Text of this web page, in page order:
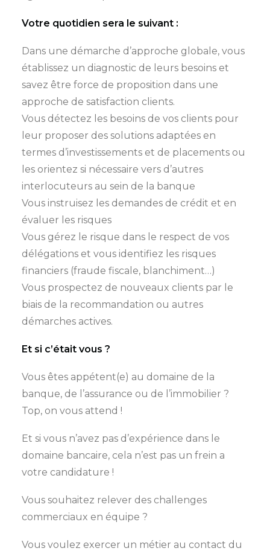
Votre quotidien sera le suivant :
Dans une démarche d’approche globale, vous
établissez un diagnostic de leurs besoins et
savez être force de proposition dans une
approche de satisfaction clients.
Vous détectez les besoins de vos clients pour
leur proposer des solutions adaptées en
termes d’investissements et de placements ou
les orientez si nécessaire vers d’autres
interlocuteurs au sein de la banque
Vous instruisez les demandes de crédit et en
évaluer les risques
Vous gérez le risque dans le respect de vos
délégations et vous identifiez les risques
financiers (fraude fiscale, blanchiment…)
Vous prospectez de nouveaux clients par le
biais de la recommandation ou autres
démarches actives.
Et si c’était vous ?
Vous êtes appétent(e) au domaine de la
banque, de l’assurance ou de l’immobilier ?
Top, on vous attend !
Et si vous n’avez pas d’expérience dans le
domaine bancaire, cela n’est pas un frein a
votre candidature !
Vous souhaitez relever des challenges
commerciaux en équipe ?
Vous voulez exercer un métier au contact du